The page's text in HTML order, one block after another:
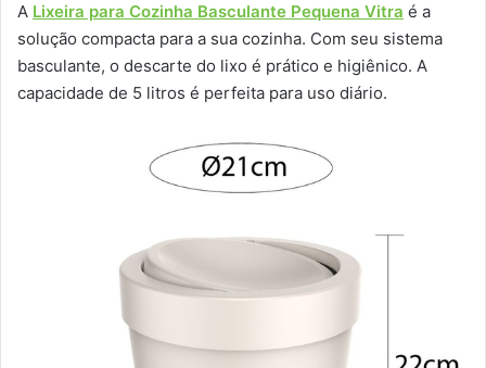
A Lixeira para Cozinha Basculante Pequena Vitra é a
solução compacta para a sua cozinha. Com seu sistema
basculante, o descarte do lixo é prático e higiênico. A
capacidade de 5 litros é perfeita para uso diário.